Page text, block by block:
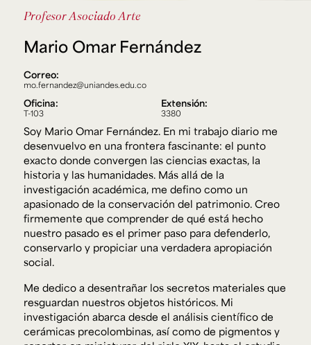
Configuración de cookies
Universidad de los Andes | Vigilada Mineducación.
Reconocimiento como universidad: Decreto 1297 del 30
de mayo de 1964. Reconocimiento de personería jurídica:
Resolución 28 del 23 de febrero de 1949, Minjusticia.
Acreditación institucional de alta calidad, 10 años:
Resolución 000194 del 16 de enero del 2025.
Posgrados
Ext. 4795
Mario Omar Fernández
Profesor Asociado Arte
Correo:
mo.fernandez@uniandes.edu.co
Oficina:
T-103
Extensión:
3380
Soy Mario Omar Fernández. En mi trabajo diario me
desenvuelvo en una frontera fascinante: el punto
exacto donde convergen las ciencias exactas, la
historia y las humanidades. Más allá de la
investigación académica, me defino como un
apasionado de la conservación del patrimonio. Creo
firmemente que comprender de qué está hecho
nuestro pasado es el primer paso para defenderlo,
conservarlo y propiciar una verdadera apropiación
social.
Me dedico a desentrañar los secretos materiales que
resguardan nuestros objetos históricos. Mi
investigación abarca desde el análisis científico de
cerámicas precolombinas, así como de pigmentos y